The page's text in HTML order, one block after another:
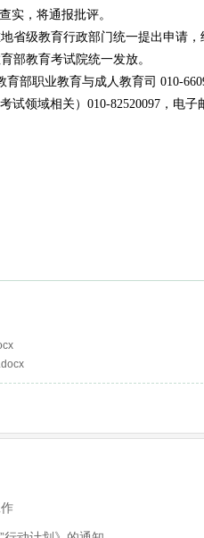
实，将通报批评。
省级教育行政部门统一提出申请
部教育考试院统一发放。
部职业教育与成人教育司 010-
试领域相关）010-82520097 ，电子